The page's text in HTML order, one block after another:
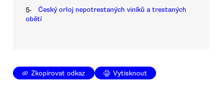
5.
Český orloj nepotrestaných viníků a trestaných
obětí
Zkopírovat odkaz Vytisknout